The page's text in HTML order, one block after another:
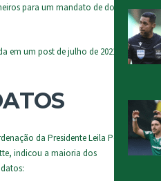
para um mandato de dois
em um post de julho de 2021 aqui
da Presidente Leila Pereira
indicou a maioria dos